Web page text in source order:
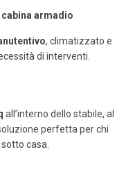
cabina armadio
, climatizzato e
di interventi.
all’interno dello stabile, al
perfetta per chi
casa.